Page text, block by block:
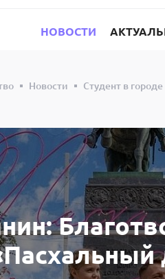
НОВОСТИ
Новости Студент в городе